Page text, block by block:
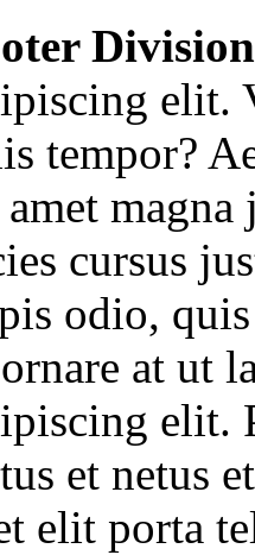
tempor?
cursus
odio,
at ut
elit.
et netus
elit porta